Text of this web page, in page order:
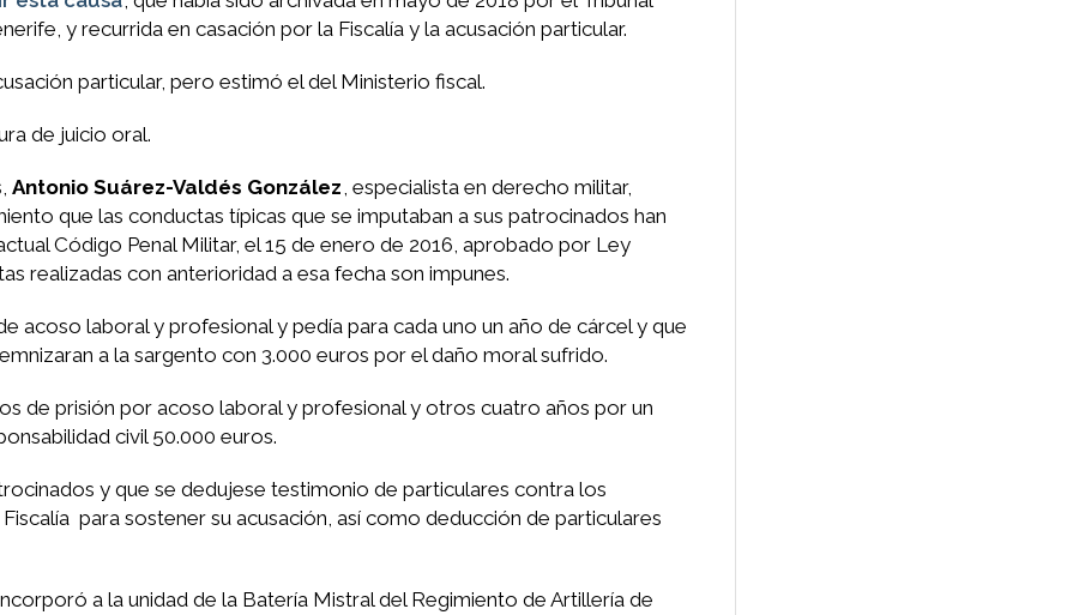
y recurrida en casación por la Fiscalía y la acusación particular.
particular, pero estimó el del Ministerio fiscal.
de juicio oral.
Antonio Suárez-Valdés González, especialista en derecho militar,
que las conductas típicas que se imputaban a sus patrocinados han
Código Penal Militar, el 15 de enero de 2016, aprobado por Ley
realizadas con anterioridad a esa fecha son impunes.
acoso laboral y profesional y pedía para cada uno un año de cárcel y que
a la sargento con 3.000 euros por el daño moral sufrido.
de prisión por acoso laboral y profesional y otros cuatro años por un
civil 50.000 euros.
y que se dedujese testimonio de particulares contra los
para sostener su acusación, así como deducción de particulares
a la unidad de la Batería Mistral del Regimiento de Artillería de